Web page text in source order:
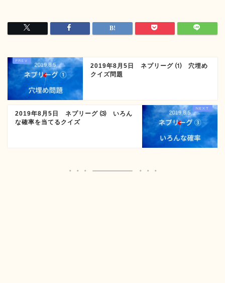
2019年8月5日 ネプリーグ ⑴ 穴埋め
クイズ問題
2019年8月5日 ネプリーグ ⑶ いろん
な確率を当てるクイズ